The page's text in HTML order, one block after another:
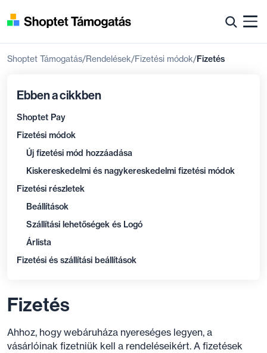
Shoptet Támogatás Rendelések Fizetési módok Fizetés
Ebben a cikkben
Shoptet Pay
Fizetési módok
Új fizetési mód hozzáadása
Kiskereskedelmi és nagykereskedelmi fizetési módok
Fizetési részletek
Beállítások
Szállítási lehetőségek és Logó
Árlista
Fizetési és szállítási beállítások
Fizetés
Ahhoz, hogy webáruháza nyereséges legyen, a
vásárlóinak fizetniük kell a rendeléseikért. A fizetések